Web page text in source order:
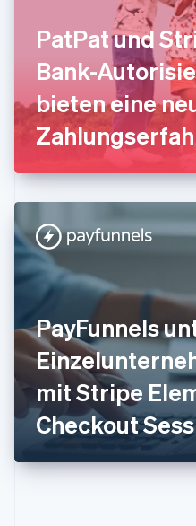
PatPat und
Bank-
bieten eine
PayFunnels
mit Stripe
Checkout
Griechenland
Indien
English
Irland
English
Japan
日本語English
Kanada
EnglishFrançais
Kroatien
EnglishItaliano
Lettland
Liechtenstein
DeutschEnglish
Litauen
English
Luxemburg
FrançaisDeutschEnglish
Malaysia
Malta